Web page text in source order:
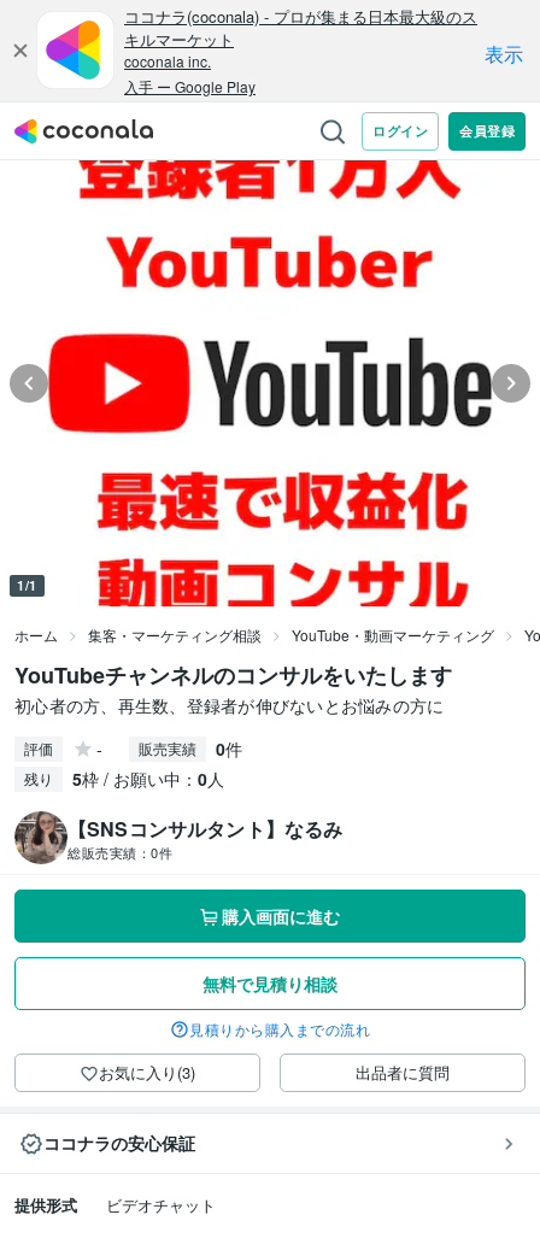
1/1
ホーム 集客・マーケティング相談 YouTube・動画マーケティング
YouTubeチャンネルのコンサルをいたします
初心者の方、再生数、登録者が伸びないとお悩みの方に
評価 - 販売実績 0件
残り 5枠 / お願い中： 0人
【SNSコンサルタント】なるみ
総販売実績： 0件
購入画面に進む
無料で見積り相談
見積りから購入までの流れ
お気に入り(3) 出品者に質問
ココナラの安心保証
提供形式 ビデオチャット